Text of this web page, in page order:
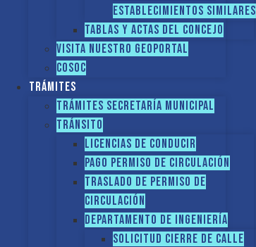
establecimientos similares
Tablas y Actas del Concejo
Visita nuestro GEOPORTAL
COSOC
Trámites
Trámites Secretaría Municipal
Tránsito
Licencias de conducir
Pago Permiso de Circulación
Traslado de Permiso de
circulación
Departamento de Ingeniería
Solicitud Cierre de calle